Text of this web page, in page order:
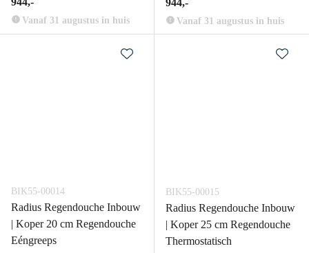
Vanaf 31 augustus in huis
944,-
Vanaf 31 augustus in huis
BIK55-00014
Radius Regendouche Inbouw
| Koper 20 cm Regendouche
Eéngreeps
BIK55-00015
Radius Regendouche Inbouw
| Koper 25 cm Regendouche
Thermostatisch